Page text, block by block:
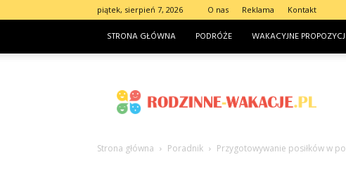
piątek, sierpień 7, 2026 O nas Reklama Kontakt
STRONA GŁÓWNA PODRÓŻE WAKACYJNE
wakacje.pl
Strona główna Poradnik Przygotowywanie posiłków w